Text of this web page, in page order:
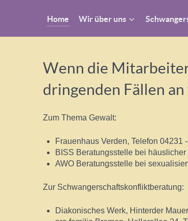
Home Wir über uns
Wenn die
dringenden Fällen
Zum Thema Gewalt:
Frauenhaus Verden, Telefon 04231
BISS Beratungsstelle bei
AWO Beratungsstelle bei
Zur Schwangerschaftskonfliktberatung:
Diakonisches Werk, Hinterder